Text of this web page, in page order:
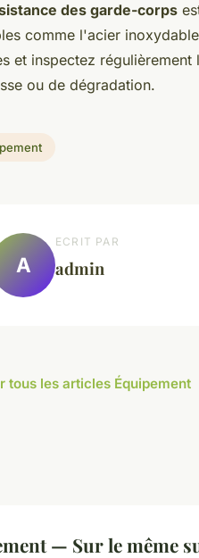
des garde-corps
comme l'acier
et inspectez
ou de dégradation.
A
ECRIT PAR
admin
tous les articles Équipement
— Sur le même